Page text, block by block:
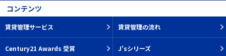
コンテンツ
賃貸管理サービス 賃貸管理の流れ
Century21 Awards 受賞 J'sシリーズ